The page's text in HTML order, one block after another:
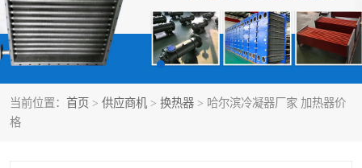
当前位置： 首页 > 供应商机 > 换热器 > 哈尔滨冷凝器厂家 加热器价
格
散热器 预热器
热交换器